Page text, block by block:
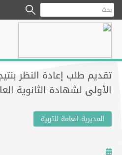
تقديم طلب إعادة النظر
الأولى لشهادة الثانوية
المديرية العامة للتربية